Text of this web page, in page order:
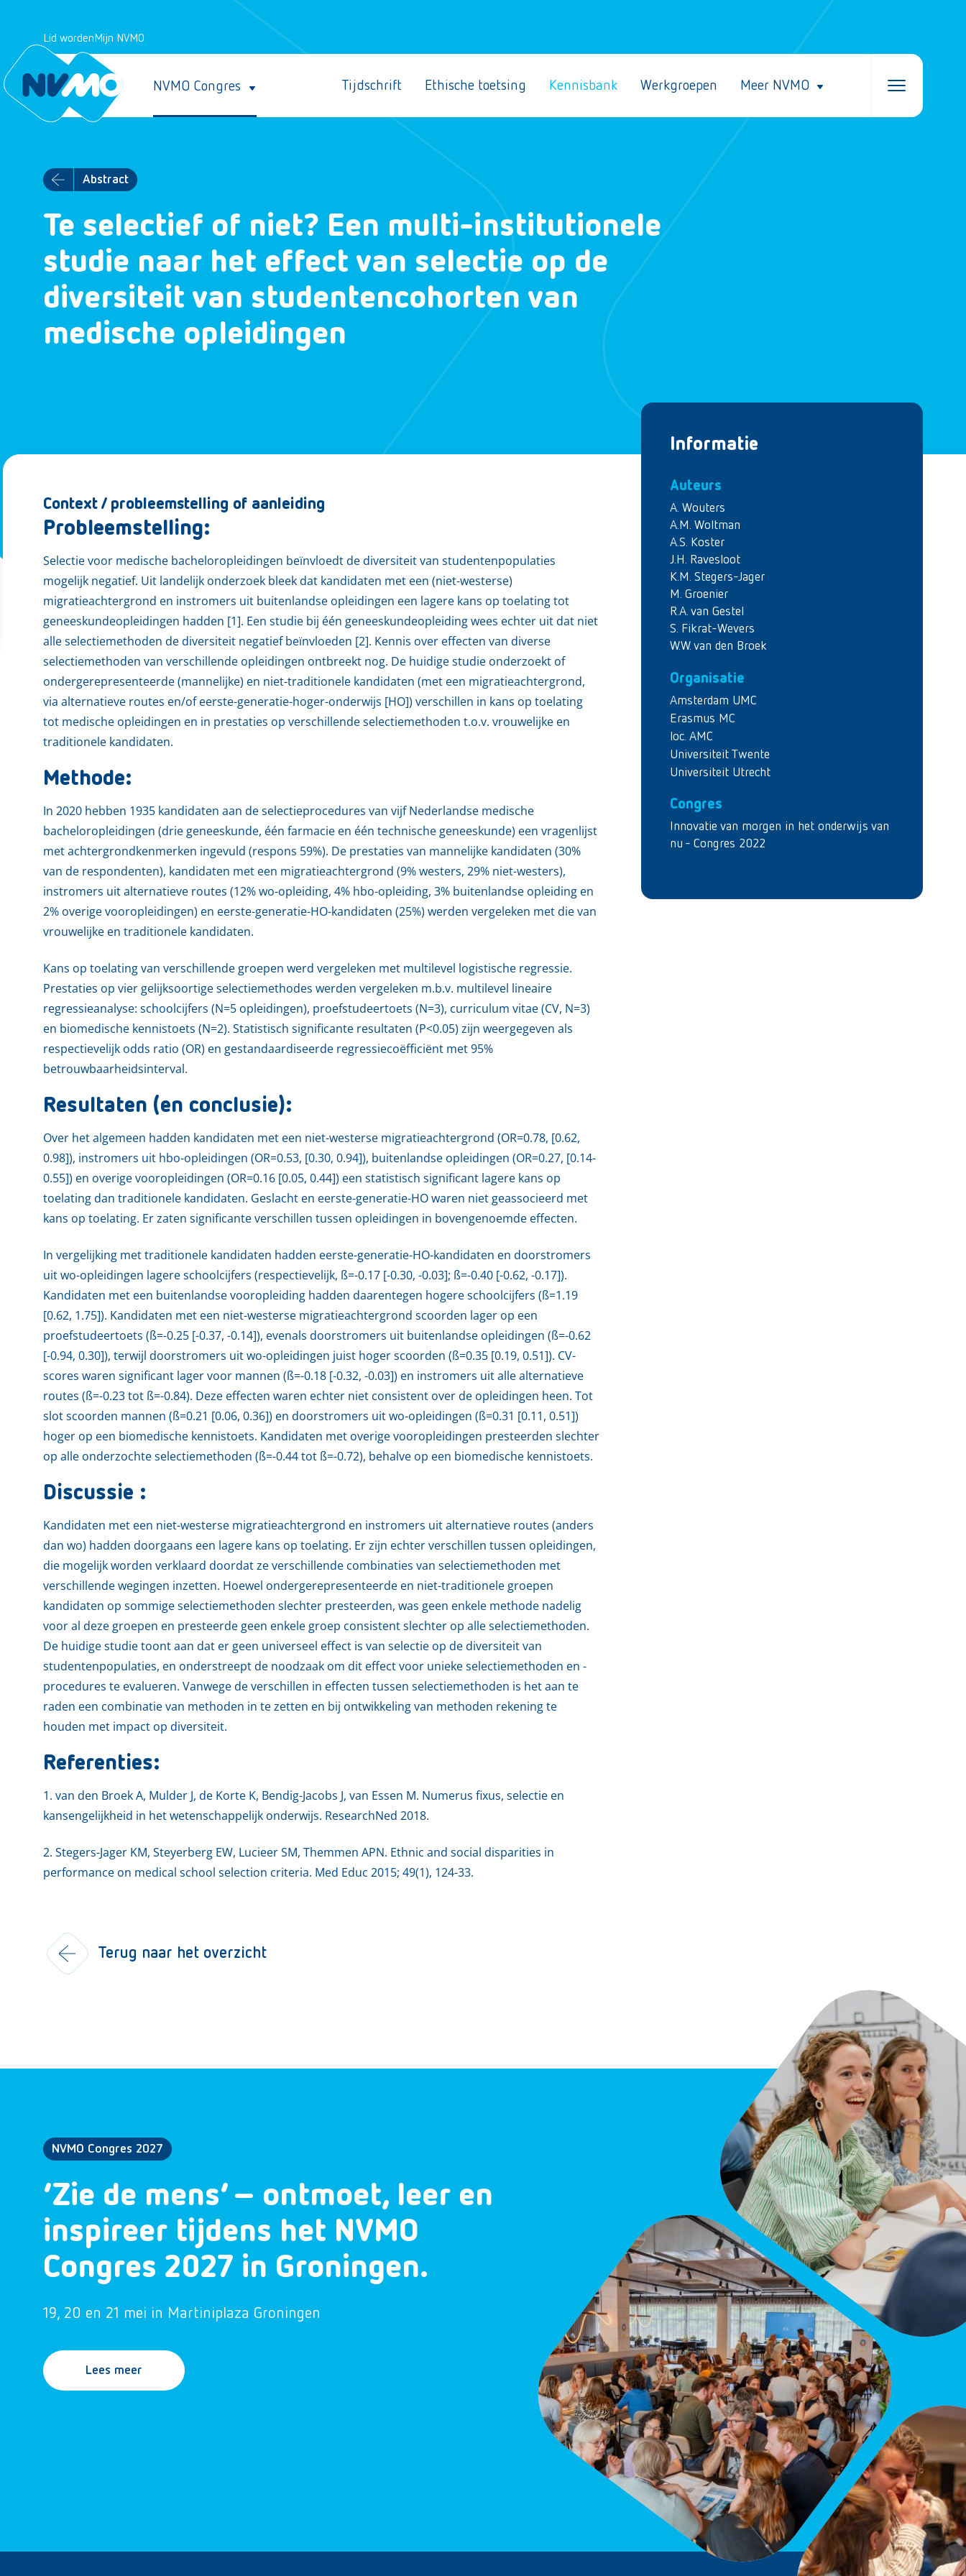
Lid wordenMijn NVMO
NVMO Congres Tijdschrift Ethische toetsing Kennisbank Werkgroepen Meer NVMO
Abstract
Te selectief of niet? Een multi-institutionele
studie naar het effect van selectie op de
diversiteit van studentencohorten van
medische opleidingen
Informatie
Auteurs
A. Wouters
A.M. Woltman
A.S. Koster
J.H. Ravesloot
K.M. Stegers-Jager
M. Groenier
R.A. van Gestel
S. Fikrat-Wevers
W.W. van den Broek
Organisatie
Amsterdam UMC
Erasmus MC
loc. AMC
Universiteit Twente
Universiteit Utrecht
Congres
Innovatie van morgen in het onderwijs van
nu - Congres 2022
Context / probleemstelling of aanleiding
Probleemstelling:
Selectie voor medische bacheloropleidingen beïnvloedt de diversiteit van studentenpopulaties
mogelijk negatief. Uit landelijk onderzoek bleek dat kandidaten met een (niet-westerse)
migratieachtergrond en instromers uit buitenlandse opleidingen een lagere kans op toelating tot
geneeskundeopleidingen hadden [1]. Een studie bij één geneeskundeopleiding wees echter uit dat niet
alle selectiemethoden de diversiteit negatief beïnvloeden [2]. Kennis over effecten van diverse
selectiemethoden van verschillende opleidingen ontbreekt nog. De huidige studie onderzoekt of
ondergerepresenteerde (mannelijke) en niet-traditionele kandidaten (met een migratieachtergrond,
via alternatieve routes en/of eerste-generatie-hoger-onderwijs [HO]) verschillen in kans op toelating
tot medische opleidingen en in prestaties op verschillende selectiemethoden t.o.v. vrouwelijke en
traditionele kandidaten.
Methode:
In 2020 hebben 1935 kandidaten aan de selectieprocedures van vijf Nederlandse medische
bacheloropleidingen (drie geneeskunde, één farmacie en één technische geneeskunde) een vragenlijst
met achtergrondkenmerken ingevuld (respons 59%). De prestaties van mannelijke kandidaten (30%
van de respondenten), kandidaten met een migratieachtergrond (9% westers, 29% niet-westers),
instromers uit alternatieve routes (12% wo-opleiding, 4% hbo-opleiding, 3% buitenlandse opleiding en
2% overige vooropleidingen) en eerste-generatie-HO-kandidaten (25%) werden vergeleken met die van
vrouwelijke en traditionele kandidaten.
Kans op toelating van verschillende groepen werd vergeleken met multilevel logistische regressie.
Prestaties op vier gelijksoortige selectiemethodes werden vergeleken m.b.v. multilevel lineaire
regressieanalyse: schoolcijfers (N=5 opleidingen), proefstudeertoets (N=3), curriculum vitae (CV, N=3)
en biomedische kennistoets (N=2). Statistisch significante resultaten (P<0.05) zijn weergegeven als
respectievelijk odds ratio (OR) en gestandaardiseerde regressiecoëfficiënt met 95%
betrouwbaarheidsinterval.
Resultaten (en conclusie):
Over het algemeen hadden kandidaten met een niet-westerse migratieachtergrond (OR=0.78, [0.62,
0.98]), instromers uit hbo-opleidingen (OR=0.53, [0.30, 0.94]), buitenlandse opleidingen (OR=0.27, [0.14-
0.55]) en overige vooropleidingen (OR=0.16 [0.05, 0.44]) een statistisch significant lagere kans op
toelating dan traditionele kandidaten. Geslacht en eerste-generatie-HO waren niet geassocieerd met
kans op toelating. Er zaten significante verschillen tussen opleidingen in bovengenoemde effecten.
In vergelijking met traditionele kandidaten hadden eerste-generatie-HO-kandidaten en doorstromers
uit wo-opleidingen lagere schoolcijfers (respectievelijk, ß=-0.17 [-0.30, -0.03]; ß=-0.40 [-0.62, -0.17]).
Kandidaten met een buitenlandse vooropleiding hadden daarentegen hogere schoolcijfers (ß=1.19
[0.62, 1.75]). Kandidaten met een niet-westerse migratieachtergrond scoorden lager op een
proefstudeertoets (ß=-0.25 [-0.37, -0.14]), evenals doorstromers uit buitenlandse opleidingen (ß=-0.62
[-0.94, 0.30]), terwijl doorstromers uit wo-opleidingen juist hoger scoorden (ß=0.35 [0.19, 0.51]). CV-
scores waren significant lager voor mannen (ß=-0.18 [-0.32, -0.03]) en instromers uit alle alternatieve
routes (ß=-0.23 tot ß=-0.84). Deze effecten waren echter niet consistent over de opleidingen heen. Tot
slot scoorden mannen (ß=0.21 [0.06, 0.36]) en doorstromers uit wo-opleidingen (ß=0.31 [0.11, 0.51])
hoger op een biomedische kennistoets. Kandidaten met overige vooropleidingen presteerden slechter
op alle onderzochte selectiemethoden (ß=-0.44 tot ß=-0.72), behalve op een biomedische kennistoets.
Discussie :
Kandidaten met een niet-westerse migratieachtergrond en instromers uit alternatieve routes (anders
dan wo) hadden doorgaans een lagere kans op toelating. Er zijn echter verschillen tussen opleidingen,
die mogelijk worden verklaard doordat ze verschillende combinaties van selectiemethoden met
verschillende wegingen inzetten. Hoewel ondergerepresenteerde en niet-traditionele groepen
kandidaten op sommige selectiemethoden slechter presteerden, was geen enkele methode nadelig
voor al deze groepen en presteerde geen enkele groep consistent slechter op alle selectiemethoden.
De huidige studie toont aan dat er geen universeel effect is van selectie op de diversiteit van
studentenpopulaties, en onderstreept de noodzaak om dit effect voor unieke selectiemethoden en -
procedures te evalueren. Vanwege de verschillen in effecten tussen selectiemethoden is het aan te
raden een combinatie van methoden in te zetten en bij ontwikkeling van methoden rekening te
houden met impact op diversiteit.
Referenties:
1. van den Broek A, Mulder J, de Korte K, Bendig-Jacobs J, van Essen M. Numerus fixus, selectie en
kansengelijkheid in het wetenschappelijk onderwijs. ResearchNed 2018.
2. Stegers-Jager KM, Steyerberg EW, Lucieer SM, Themmen APN. Ethnic and social disparities in
performance on medical school selection criteria. Med Educ 2015; 49(1), 124-33.
Terug naar het overzicht
NVMO Congres 2027
‘Zie de mens’ – ontmoet, leer en
inspireer tijdens het NVMO
Congres 2027 in Groningen.
19, 20 en 21 mei in Martiniplaza Groningen
Lees meer